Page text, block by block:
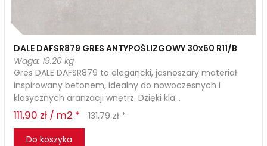
DALE DAFSR879 GRES ANTYPOŚLIZGOWY 30x60 R11/B
Waga: 19.20 kg
Gres DALE DAFSR879 to elegancki, jasnoszary materiał
inspirowany betonem, idealny do nowoczesnych i
klasycznych aranżacji wnętrz. Dzięki kla...
111,90 zł / m2 *
131,79 zł *
Do koszyka